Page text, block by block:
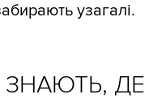
узагалі.
ЗНАЮТЬ, ДЕ